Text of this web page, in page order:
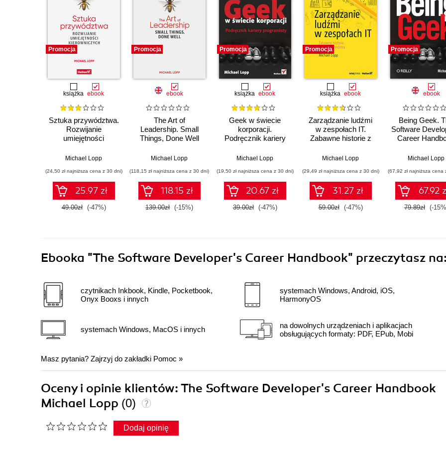
Promocja
książka ebook
Sztuka przywództwa.
Rozwijanie
umiejętności
Michael Lopp
(24,50 zł najniższa cena z 30 dni)
25.97 zł
49.00zł (-47%)
Promocja
ebook
The Art of
Leadership. Small
Things, Done Well
Michael Lopp
(118,15 zł najniższa cena z 30 dni)
118.15 zł
139.00zł (-15%)
Promocja
książka ebook
Geek w świecie
korporacji.
Podręcznik kariery
Michael Lopp
(19,50 zł najniższa cena z 30 dni)
20.67 zł
39.00zł (-47%)
Promocja
książka ebook
Zarządzanie ludźmi
w zespołach IT.
Zabawne historie z
Michael Lopp
(29,49 zł najniższa cena z 30 dni)
31.27 zł
59.00zł (-47%)
Promocja
ebook
Being Geek.
Software
Career
Michael Lopp
(67,92 zł najniższa cena
67.92
79.89zł (-
Ebooka "The Software Developer's Career Handbook" przeczytasz na:
czytnikach Inkbook, Kindle, Pocketbook,
Onyx Booxs i innych
systemach Windows, MacOS i innych
systemach Windows, Android, iOS,
HarmonyOS
na dowolnych urządzeniach i aplikacjach
obsługujących formaty: PDF, EPub, Mobi
Masz pytania? Zajrzyj do zakładki Pomoc »
Oceny i opinie klientów: The Software Developer's Career Handbook
Michael Lopp (0)
Dodaj opinię